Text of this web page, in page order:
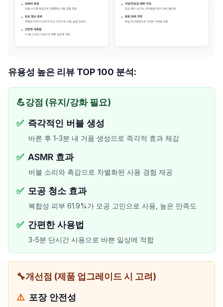
유용성 높은 리뷰 TOP 100 분석:
💪강점 (유지/강화 필요)
✅ 즉각적인 버블 생성
바른 후 1-3분 내 거품 생성으로 즉각적 효과 체감
✅ ASMR 효과
버블 소리와 촉감으로 차별화된 사용 경험 제공
✅ 모공 청소 효과
복합성 피부 61.9%가 모공 고민으로 사용, 높은 만족도
✅ 간편한 사용법
3-5분 단시간 사용으로 바쁜 일상에 적합
🔧개선점 (제품 업그레이드 시 고려)
⚠️ 포장 안전성